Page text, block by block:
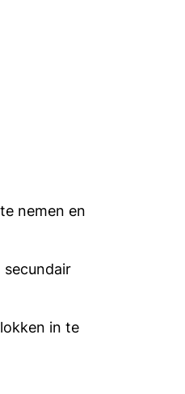
nemen en
secundair
in te